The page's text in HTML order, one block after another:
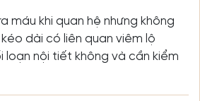
máu khi quan hệ nhưng không
dài có liên quan viêm lộ
loạn nội tiết không và cần kiểm